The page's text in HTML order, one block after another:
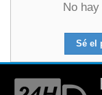
No
Sé el